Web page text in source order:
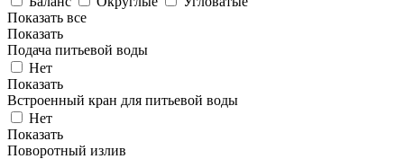
Показать все
Показать
Подача питьевой воды
Нет
Показать
Встроенный кран для питьевой воды
Нет
Показать
Поворотный излив